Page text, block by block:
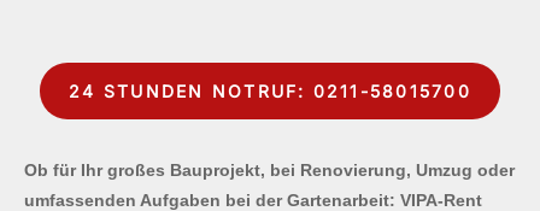
24 STUNDEN NOTRUF: 0211-58015700
Ob für Ihr großes Bauprojekt, bei Renovierung, Umzug oder
umfassenden Aufgaben bei der Gartenarbeit: VIPA-Rent